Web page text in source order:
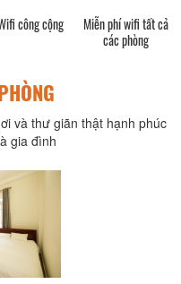
công cộng
Miễn phí wifi tất cả
các phòng
và thư giãn thật hạnh phúc
gia đình